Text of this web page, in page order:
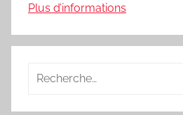
Plus d’informations